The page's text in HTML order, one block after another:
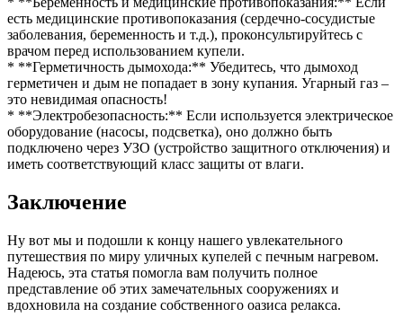
есть медицинские противопоказания (сердечно-сосудистые
заболевания, беременность и т.д.), проконсультируйтесь с
врачом перед использованием купели.
* **Герметичность дымохода:** Убедитесь, что дымоход
герметичен и дым не попадает в зону купания. Угарный газ –
это невидимая опасность!
* **Электробезопасность:** Если используется электрическое
оборудование (насосы, подсветка), оно должно быть
подключено через УЗО (устройство защитного отключения) и
иметь соответствующий класс защиты от влаги.
Заключение
Ну вот мы и подошли к концу нашего увлекательного
путешествия по миру уличных купелей с печным нагревом.
Надеюсь, эта статья помогла вам получить полное
представление об этих замечательных сооружениях и
вдохновила на создание собственного оазиса релакса.